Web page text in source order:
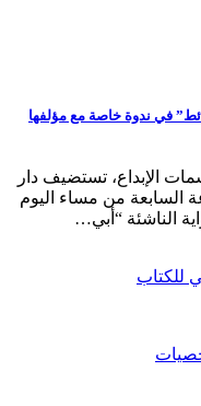
في ندوة خاصة مع مؤلفها
الإبداع، تستضيف دار
السابعة من مساء اليوم